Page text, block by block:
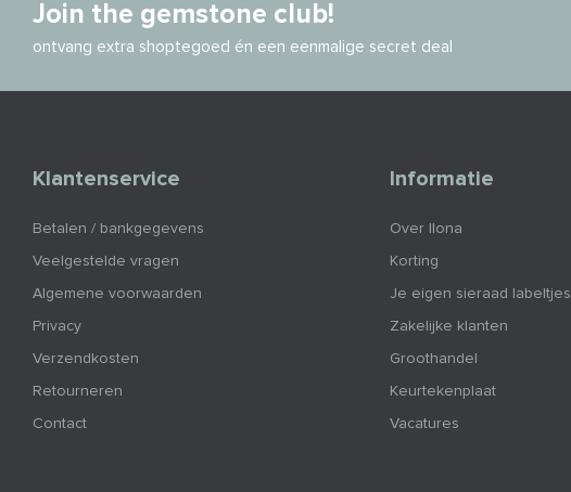
Join the gemstone club!
ontvang extra shoptegoed én een eenmalige secret deal
Klantenservice
Betalen / bankgegevens
Veelgestelde vragen
Algemene voorwaarden
Privacy
Verzendkosten
Retourneren
Contact
Informatie
Over Ilona
Korting
Je eigen sieraad labeltjes
Zakelijke klanten
Groothandel
Keurtekenplaat
Vacatures